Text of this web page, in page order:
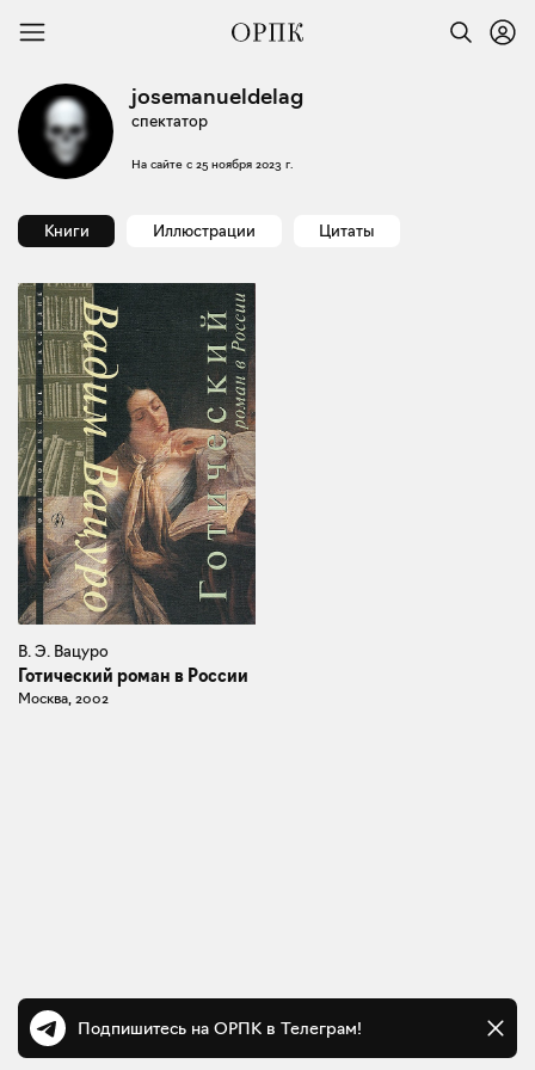
josemanueldelag
спектатор
На сайте с 25 ноября 2023 г.
Книги Иллюстрации Цитаты
В. Э. Вацуро
Готический роман в России
Москва, 2002
Подпишитесь на ОРПК в Телеграм!